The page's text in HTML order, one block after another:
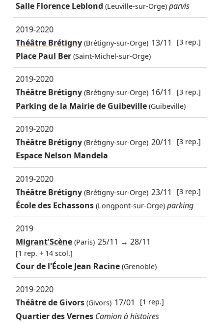
Salle Florence Leblond (Leuville-sur-Orge) parvis
2019-2020
Théâtre Brétigny(Brétigny-sur-Orge) 13/11 [3 rep.]
Place Paul Ber (Saint-Michel-sur-Orge)
2019-2020
Théâtre Brétigny(Brétigny-sur-Orge) 16/11 [3 rep.]
Parking de la Mairie de Guibeville (Guibeville)
2019-2020
Théâtre Brétigny(Brétigny-sur-Orge) 20/11 [3 rep.]
Espace Nelson Mandela
2019-2020
Théâtre Brétigny(Brétigny-sur-Orge) 23/11 [3 rep.]
École des Echassons (Longpont-sur-Orge) parking
2019
Migrant'Scène(Paris) 25/11 →28/11
[1 rep. + 14 scol.]
Cour de l'École Jean Racine (Grenoble)
2019-2020
Théâtre de Givors(Givors) 17/01 [1 rep.]
Quartier des Vernes Camion à histoires